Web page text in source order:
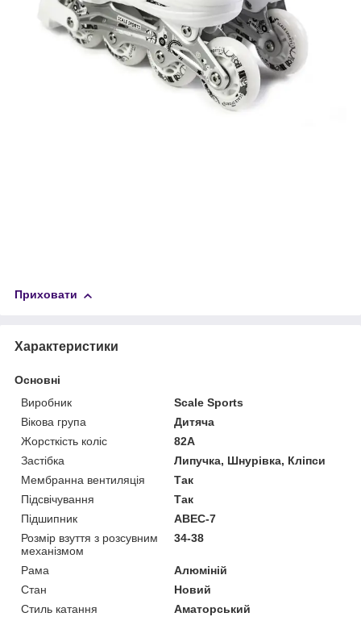
Приховати
Характеристики
Основні
Виробник
Scale Sports
Вікова група
Дитяча
Жорсткість коліс
82А
Застібка
Липучка, Шнурівка, Кліпси
Мембранна вентиляція
Так
Підсвічування
Так
Підшипник
ABEC-7
Розмір взуття з розсувним
механізмом
34-38
Рама
Алюміній
Стан
Новий
Стиль катання
Аматорський